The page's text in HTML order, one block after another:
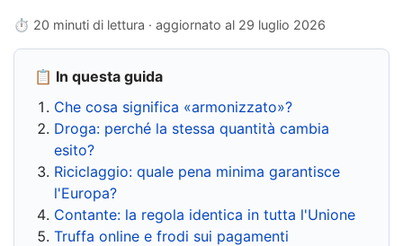
⏱ 20 minuti di lettura · aggiornato al 29 luglio 2026
📋 In questa guida
Che cosa significa «armonizzato»?
Droga: perché la stessa quantità cambia
esito?
Riciclaggio: quale pena minima garantisce
l'Europa?
Contante: la regola identica in tutta l'Unione
Truffa online e frodi sui pagamenti